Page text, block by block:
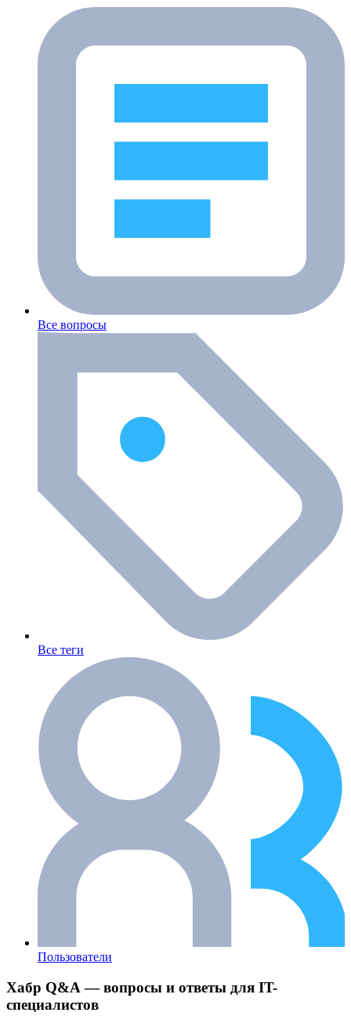
Все вопросы
Все теги
Пользователи
Хабр Q&A — вопросы и ответы для IT-
специалистов